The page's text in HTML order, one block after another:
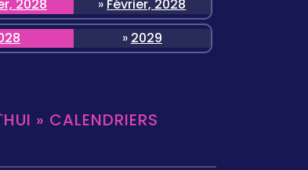
2028 » Février, 2028
» 2029
» CALENDRIERS